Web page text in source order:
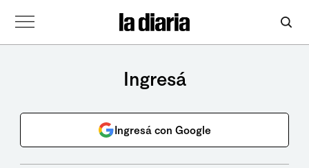
Ingresá
Ingresá con Google